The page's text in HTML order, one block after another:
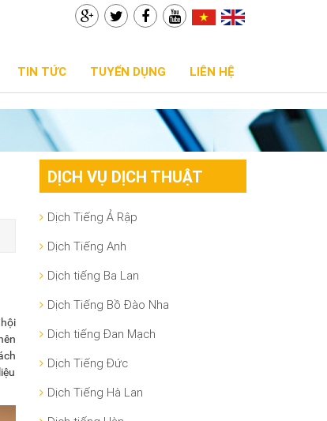
TIN TỨC TUYỂN DỤNG LIÊN HỆ
DỊCH VỤ DỊCH THUẬT
Dịch Tiếng Ả Rập
Dịch Tiếng Anh
Dịch tiếng Ba Lan
Dịch Tiếng Bồ Đào Nha
Dịch tiếng Đan Mạch
Dịch Tiếng Đức
Dịch Tiếng Hà Lan